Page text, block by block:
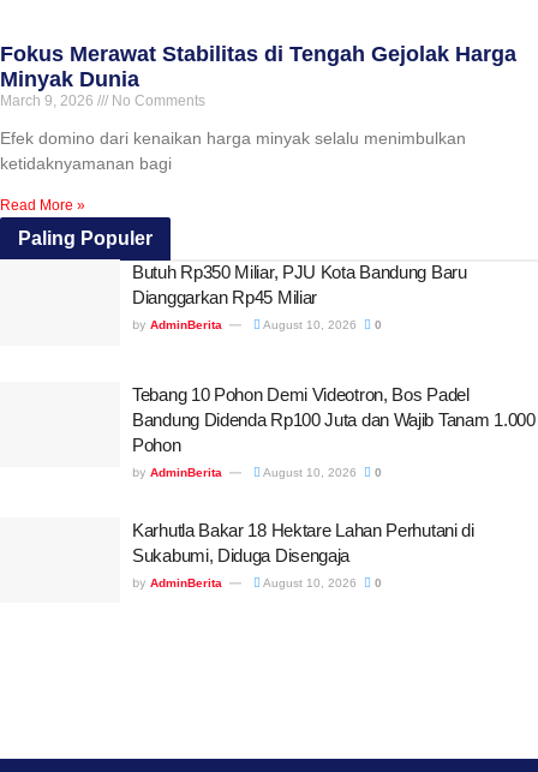
Fokus Merawat Stabilitas di Tengah Gejolak Harga
Minyak Dunia
March 9, 2026 No Comments
Efek domino dari kenaikan harga minyak selalu menimbulkan
ketidaknyamanan bagi
Read More »
Paling Populer
Butuh Rp350 Miliar, PJU Kota Bandung Baru
Dianggarkan Rp45 Miliar
by AdminBerita August 10, 2026 0
Tebang 10 Pohon Demi Videotron, Bos Padel
Bandung Didenda Rp100 Juta dan Wajib Tanam 1.000
Pohon
by AdminBerita August 10, 2026 0
Karhutla Bakar 18 Hektare Lahan Perhutani di
Sukabumi, Diduga Disengaja
by AdminBerita August 10, 2026 0